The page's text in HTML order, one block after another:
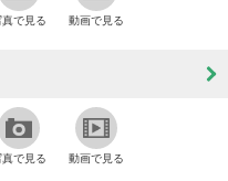
真で見る 動画で見る
真で見る 動画で見る